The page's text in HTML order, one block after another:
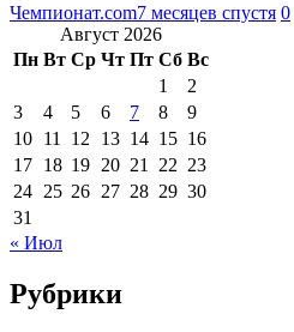
Чемпионат.com7 месяцев спустя 0
Август 2026
Пн Вт Ср Чт Пт Сб Вс
1
2
3
4 5 6 7 8
9
10 11 12 13 14 15 16
17 18 19 20 21 22 23
24 25 26 27 28 29 30
31
« Июл
Рубрики